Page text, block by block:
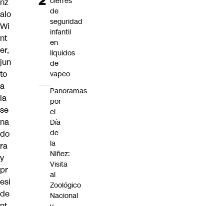
nz
alo
Wi
nt
er,
jun
to
a
la
se
na
do
ra
y
pr
esi
de
de
seguridad
infantil
en
líquidos
de
vapeo
Panoramas
por
el
Día
de
la
Niñez:
Visita
al
Zoológico
Nacional